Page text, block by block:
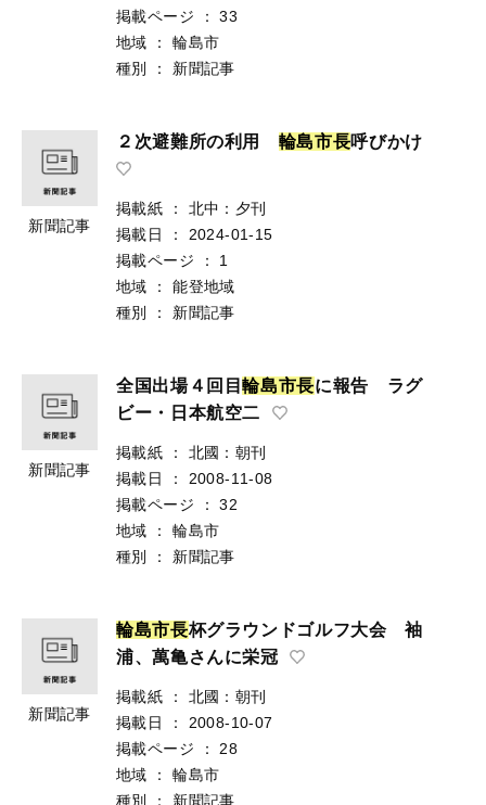
掲載ページ
：
33
地域
：
輪島市
種別
： 新聞記事
新聞記事
２次避難所の利用 輪島市長呼びかけ
掲載紙 ：
北中：夕刊
掲載日
：
2024-01-15
掲載ページ
：
1
地域
：
能登地域
種別
： 新聞記事
新聞記事
全国出場４回目輪島市長に報告 ラグ
ビー・日本航空二
掲載紙 ：
北國：朝刊
掲載日
：
2008-11-08
掲載ページ
：
32
地域
：
輪島市
種別
： 新聞記事
新聞記事
輪島市長杯グラウンドゴルフ大会 袖
浦、萬亀さんに栄冠
掲載紙 ：
北國：朝刊
掲載日
：
2008-10-07
掲載ページ
：
28
地域
：
輪島市
種別
： 新聞記事